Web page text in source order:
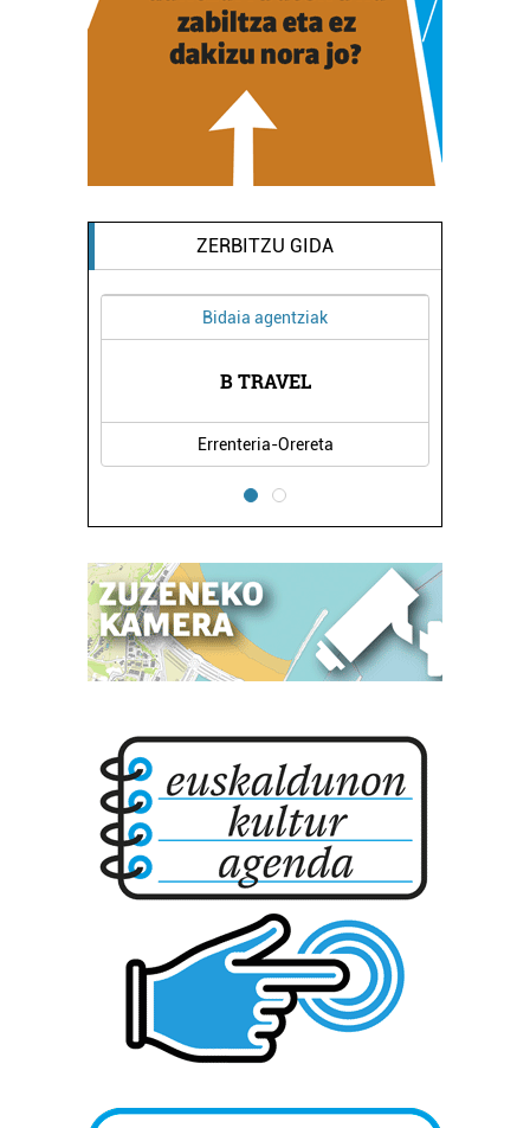
ZERBITZU GIDA
Bidaia agentziak
B TRAVEL
Errenteria-Orereta